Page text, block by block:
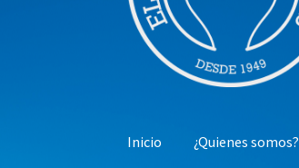
Inicio ¿Quienes somos?